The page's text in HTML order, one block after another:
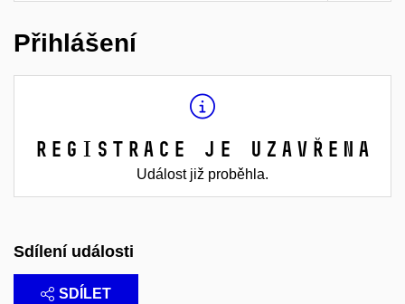
Přihlášení
Registrace je uzavřena
Událost již proběhla.
Sdílení události
SDÍLET